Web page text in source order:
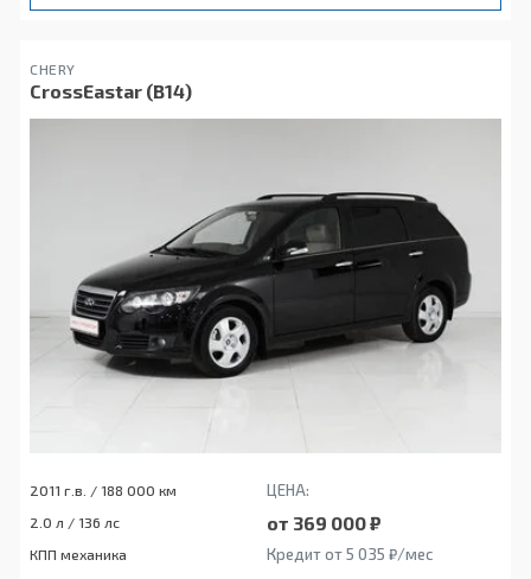
CHERY
CrossEastar (B14)
2011 г.в. / 188 000 км ЦЕНА:
2.0 л / 136 лс от 369 000 ₽
КПП механика Кредит от 5 035 ₽/мес